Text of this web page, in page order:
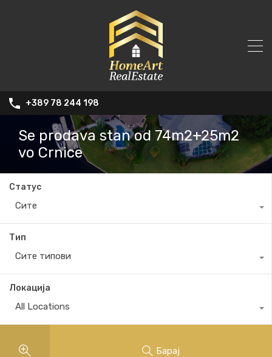
+389 78 244 198
Se prodava stan od 74m2+25m2
vo Crnice
Статус
Сите
Тип
Сите типови
Локација
All Locations
Барај